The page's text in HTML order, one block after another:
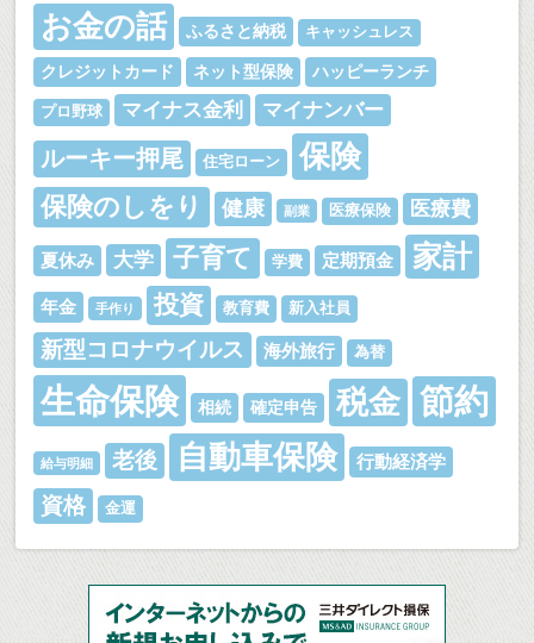
お金の話 ふるさと納税 キャッシュレス
クレジットカード ネット型保険 ハッピーランチ
プロ野球 マイナス金利 マイナンバー
ルーキー押尾 住宅ローン 保険
保険のしをり 健康 副業 医療保険 医療費
夏休み 大学 子育て 学費 定期預金 家計
年金 手作り 投資 教育費 新入社員
新型コロナウイルス 海外旅行 為替
生命保険 相続 確定申告 税金 節約
給与明細 老後 自動車保険 行動経済学
資格 金運